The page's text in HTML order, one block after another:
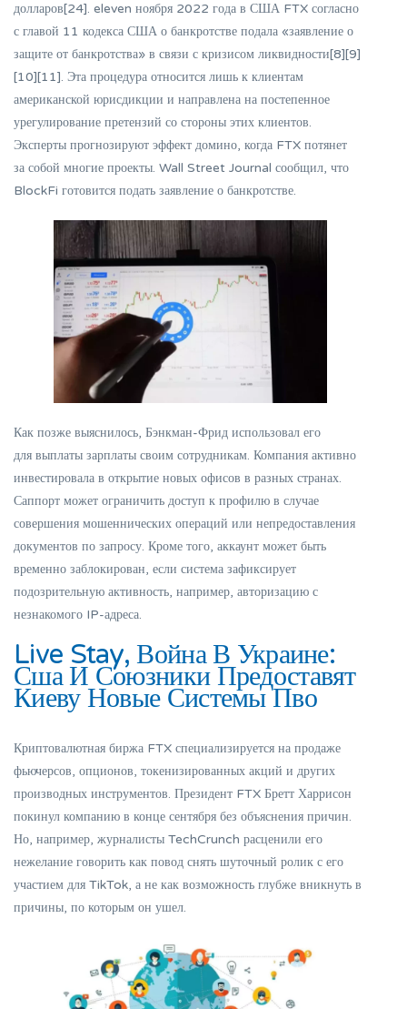
долларов[24]. eleven ноября 2022 года в США FTX согласно
с главой 11 кодекса США о банкротстве подала «заявление о
защите от банкротства» в связи с кризисом ликвидности[8][9]
[10][11]. Эта процедура относится лишь к клиентам
американской юрисдикции и направлена на постепенное
урегулирование претензий со стороны этих клиентов.
Эксперты прогнозируют эффект домино, когда FTX потянет
за собой многие проекты. Wall Street Journal сообщил, что
BlockFi готовится подать заявление о банкротстве.
Как позже выяснилось, Бэнкман-Фрид использовал его
для выплаты зарплаты своим сотрудникам. Компания активно
инвестировала в открытие новых офисов в разных странах.
Саппорт может ограничить доступ к профилю в случае
совершения мошеннических операций или непредоставления
документов по запросу. Кроме того, аккаунт может быть
временно заблокирован, если система зафиксирует
подозрительную активность, например, авторизацию с
незнакомого IP-адреса.
Live Stay, Война В Украине:
Сша И Союзники Предоставят
Киеву Новые Системы Пво
Криптовалютная биржа FTX специализируется на продаже
фьючерсов, опционов, токенизированных акций и других
производных инструментов. Президент FTX Бретт Харрисон
покинул компанию в конце сентября без объяснения причин.
Но, например, журналисты TechCrunch расценили его
нежелание говорить как повод снять шуточный ролик с его
участием для TikTok, а не как возможность глубже вникнуть в
причины, по которым он ушел.